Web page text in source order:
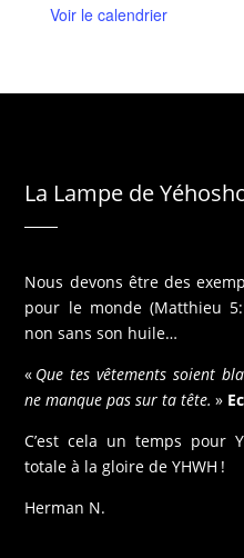
n
Voir le calendrier
La Lampe de
Nous devons être des
pour le monde (Matthieu
non sans son huile…
« Que tes vêtements soient
ne manque pas sur ta tête. »
C’est cela un temps pour
totale à la gloire de YHWH !
Herman N.